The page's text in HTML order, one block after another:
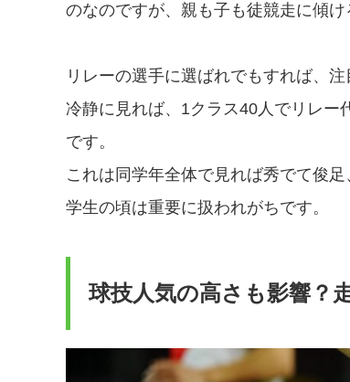
のなのですが、親も子も徒競走に傾け
リレーの選手に選ばれでもすれば、注
冷静に見れば、1クラス40人でリレー
です。
これは同学年全体で見れば秀でて俊
学生の頃は重要に扱われがちです。
球技人気の高さも影響？